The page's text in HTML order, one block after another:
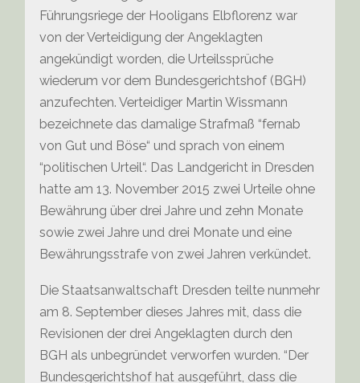
Führungsriege der Hooligans Elbflorenz war
von der Verteidigung der Angeklagten
angekündigt worden, die Urteilssprüche
wiederum vor dem Bundesgerichtshof (BGH)
anzufechten. Verteidiger Martin Wissmann
bezeichnete das damalige Strafmaß “fernab
von Gut und Böse“ und sprach von einem
“politischen Urteil“. Das Landgericht in Dresden
hatte am 13. November 2015 zwei Urteile ohne
Bewährung über drei Jahre und zehn Monate
sowie zwei Jahre und drei Monate und eine
Bewährungsstrafe von zwei Jahren verkündet.
Die Staatsanwaltschaft Dresden teilte nunmehr
am 8. September dieses Jahres mit, dass die
Revisionen der drei Angeklagten durch den
BGH als unbegründet verworfen wurden. “Der
Bundesgerichtshof hat ausgeführt, dass die